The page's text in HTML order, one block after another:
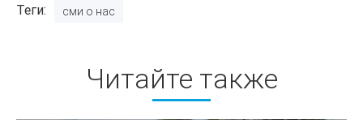
Теги сми о нас
Читайте также